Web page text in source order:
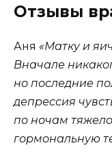
Отзывы
Аня «Матку и
Вначале
но последние
депрессия
по ночам
гормональную